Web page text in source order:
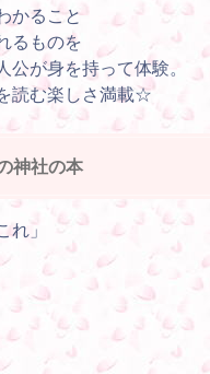
かること
るものを
公が身を持って体験。
読む楽しさ満載☆
神社の本
れ」